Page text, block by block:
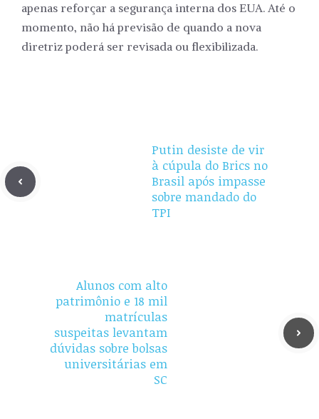
apenas reforçar a segurança interna dos EUA. Até o
momento, não há previsão de quando a nova
diretriz poderá ser revisada ou flexibilizada.
Putin desiste de vir
à cúpula do Brics no
Brasil após impasse
sobre mandado do
TPI
Alunos com alto
patrimônio e 18 mil
matrículas
suspeitas levantam
dúvidas sobre bolsas
universitárias em
SC